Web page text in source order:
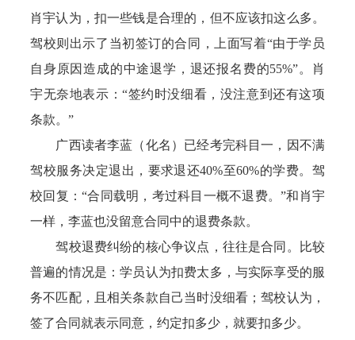
肖宇认为，扣一些钱是合理的，但不应该扣这么多。
驾校则出示了当初签订的合同，上面写着“由于学员
自身原因造成的中途退学，退还报名费的55%”。肖
宇无奈地表示：“签约时没细看，没注意到还有这项
条款。”
广西读者李蓝（化名）已经考完科目一，因不满
驾校服务决定退出，要求退还40%至60%的学费。驾
校回复：“合同载明，考过科目一概不退费。”和肖宇
一样，李蓝也没留意合同中的退费条款。
驾校退费纠纷的核心争议点，往往是合同。比较
普遍的情况是：学员认为扣费太多，与实际享受的服
务不匹配，且相关条款自己当时没细看；驾校认为，
签了合同就表示同意，约定扣多少，就要扣多少。